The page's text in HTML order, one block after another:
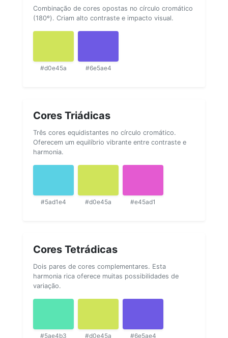
Combinação de cores opostas no círculo cromático
(180º). Criam alto contraste e impacto visual.
#d0e45a #6e5ae4
Cores Triádicas
Três cores equidistantes no círculo cromático.
Oferecem um equilíbrio vibrante entre contraste e
harmonia.
#5ad1e4 #d0e45a #e45ad1
Cores Tetrádicas
Dois pares de cores complementares. Esta
harmonia rica oferece muitas possibilidades de
variação.
#5ae4b3 #d0e45a #6e5ae4